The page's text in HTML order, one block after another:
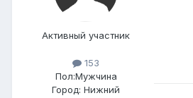
Активный участник
153
Пол:Мужчина
Город: Нижний